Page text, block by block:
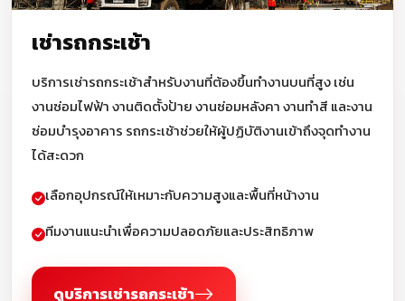
เช่ารถกระเช้า
บริการเช่ารถกระเช้าสำหรับงานที่ต้องขึ้นทำงานบนที่สูง เช่น
งานซ่อมไฟฟ้า งานติดตั้งป้าย งานซ่อมหลังคา งานทำสี และงาน
ซ่อมบำรุงอาคาร รถกระเช้าช่วยให้ผู้ปฏิบัติงานเข้าถึงจุดทำงาน
ได้สะดวก
เลือกอุปกรณ์ให้เหมาะกับความสูงและพื้นที่หน้างาน
ทีมงานแนะนำเพื่อความปลอดภัยและประสิทธิภาพ
ดูบริการเช่ารถกระเช้า